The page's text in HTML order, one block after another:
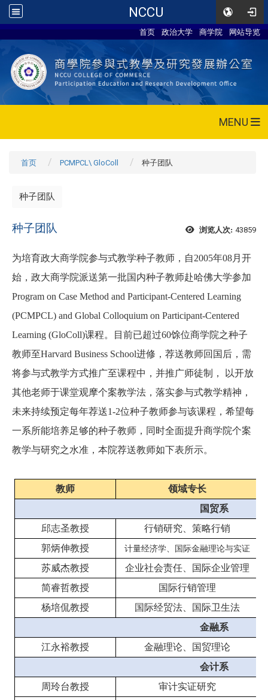
NCCU
首页 政治大学 商学院 网站导览
MENU
首页 PCMPCL\ GloColl 种子团队
种子团队
浏览人次: 43859
种子团队
为培育政大商学院参与式教学种子教师，自2005年08月开
始，政大商学院派送第一批国内种子教师赴哈佛大学参加
Program on Case Method and Participant-Centered Learning
(PCMPCL) and Global Colloquium on Participant-Centered
Learning (GloColl)课程。目前已超过60馀位商学院之种子
教师至Harvard Business School进修，荐送教师回国后，需
将参与式教学方式推广至课程中，并推广师徒制， 以开放
其他老师于课堂观摩个案教学法，落实参与式教学精神，
未来持续预定每年荐送1-2位种子教师参与该课程，希望每
一系所能培养足够的种子教师，同时全面提升商学院个案
教学与研究之水准，本院荐送教师如下表所示。
教师
领域专长
国贸系
邱志圣教授
行销研究、策略行销
郭炳伸教授
计量经济学、国际金融理论与实证
苏威杰教授
企业社会责任、国际企业管理
简睿哲教授
国际行销管理
杨培侃教授
国际经贸法、国际卫生法
金融系
江永裕教授
金融理论、国贸理论
会计系
周玲台教授
审计实证研究